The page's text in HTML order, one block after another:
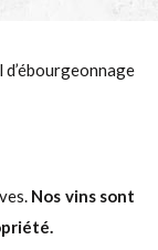
Nos vins sont